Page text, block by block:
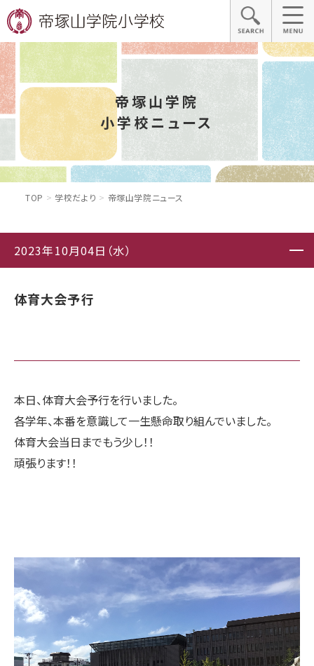
帝塚山学院
小学校ニュース
TOP 学校だより 帝塚山学院ニュース
2023年10月04日（水）
体育大会予行
本日、体育大会予行を行いました。
各学年、本番を意識して一生懸命取り組んでいました。
体育大会当日までもう少し！！
頑張ります！！